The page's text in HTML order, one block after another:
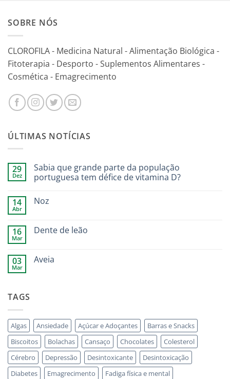
SOBRE NÓS
CLOROFILA - Medicina Natural - Alimentação Biológica -
Fitoterapia - Desporto - Suplementos Alimentares -
Cosmética - Emagrecimento
ÚLTIMAS NOTÍCIAS
29
Dez
Sabia que grande parte da população
portuguesa tem défice de vitamina D?
14
Abr
Noz
16
Mar
Dente de leão
03
Mar
Aveia
TAGS
Algas Ansiedade Açúcar e Adoçantes
Barras e Snacks
Biscoitos
Bolachas Cansaço Chocolates
Colesterol
Cérebro
Depressão Desintoxicante
Desintoxicação
Diabetes
Emagrecimento
Fadiga física e mental